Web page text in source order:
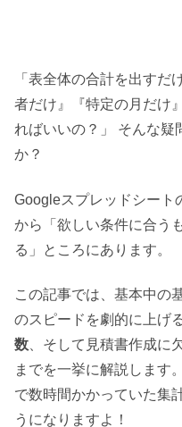
「表全体の合計を出すだ
者だけ』『特定の月だけ
ればいいの？」 そんな疑
か？
Googleスプレッドシート
から「欲しい条件に合う
る」ところにあります。
この記事では、基本中の
のスピードを劇的に上げ
数 、そして見積書作成に
までを一挙に解説します
で数時間かかっていた集
うになりますよ！